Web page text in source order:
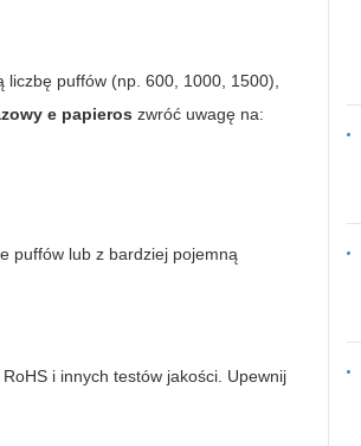
puffów (np. 600, 1000, 1500),
e papieros zwróć uwagę na:
puffów lub z bardziej pojemną
i innych testów jakości. Upewnij